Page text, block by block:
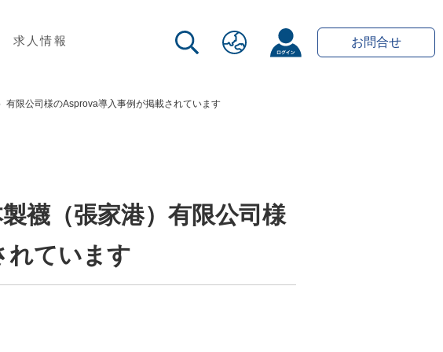
求人情報 お問合せ
有限公司様のAsprova導入事例が掲載されています
襪（張家港）有限公司様
れています